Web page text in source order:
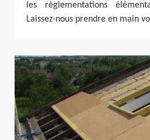
les règlementations
Laissez-nous prendre en main